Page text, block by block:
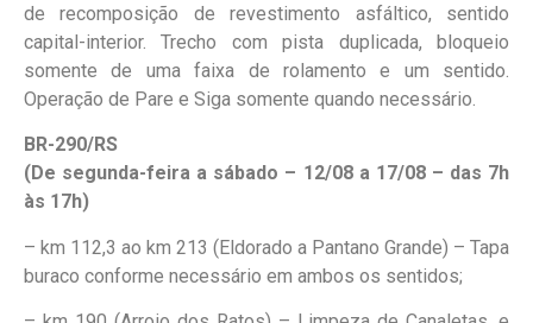
de recomposição de revestimento asfáltico, sentido
capital-interior. Trecho com pista duplicada, bloqueio
somente de uma faixa de rolamento e um sentido.
Operação de Pare e Siga somente quando necessário.
BR-290/RS
(De segunda-feira a sábado – 12/08 a 17/08 – das 7h
às 17h)
– km 112,3 ao km 213 (Eldorado a Pantano Grande) – Tapa
buraco conforme necessário em ambos os sentidos;